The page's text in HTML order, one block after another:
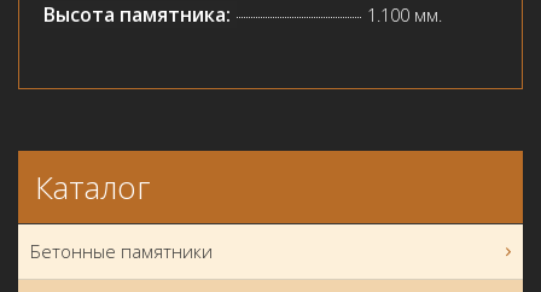
Высота памятника: 1.100 мм.
Каталог
Бетонные памятники